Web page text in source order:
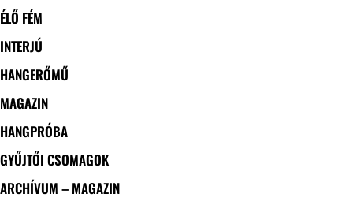
ÉLŐ FÉM
INTERJÚ
HANGERŐMŰ
MAGAZIN
HANGPRÓBA
GYŰJTŐI CSOMAGOK
ARCHÍVUM – MAGAZIN